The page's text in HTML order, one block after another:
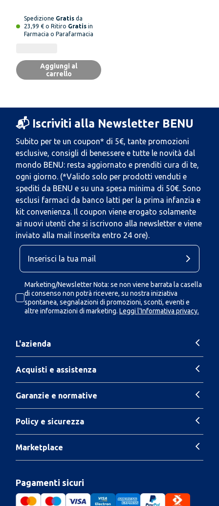
Spedizione Gratis da
23,99 € o Ritiro Gratis in
Farmacia o Parafarmacia
Aggiungi al
carrello
📬 Iscriviti alla Newsletter BENU
Subito per te un coupon* di 5€, tante promozioni
esclusive, consigli di benessere e tutte le novità dal
mondo BENU: resta aggiornato e prenditi cura di te,
ogni giorno. (*Valido solo per prodotti venduti e
spediti da BENU e su una spesa minima di 50€. Sono
esclusi farmaci da banco latti per la prima infanzia e
kit convenienza. Il coupon viene erogato solamente
ai nuovi utenti che si iscrivono alla newsletter e viene
inviato alla mail inserita entro 24 ore).
Marketing/Newsletter Nota: se non viene barrata la casella
di consenso non potrà ricevere, su nostra iniziativa
spontanea, segnalazioni di promozioni, sconti, eventi e
altre informazioni di marketing. Leggi l'Informativa privacy.
L'azienda
Acquisti e assistenza
Garanzie e normative
Policy e sicurezza
Marketplace
Pagamenti sicuri